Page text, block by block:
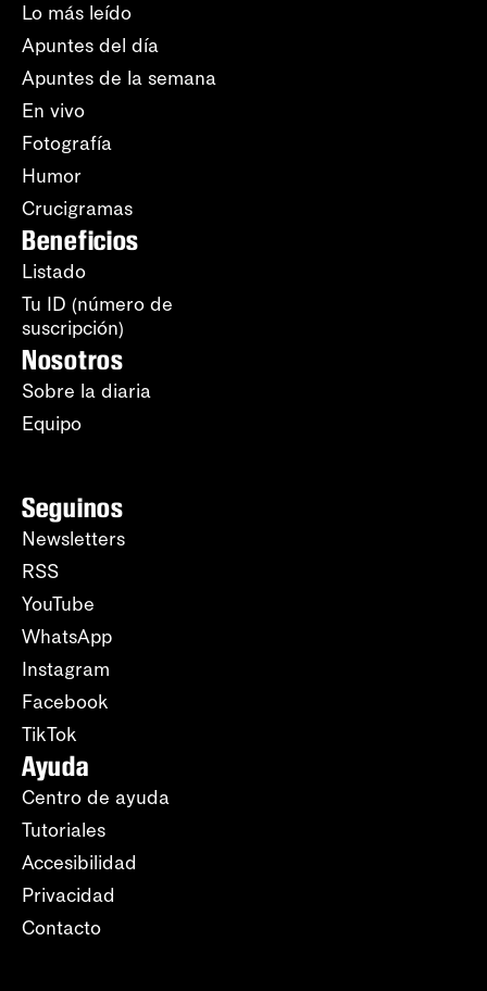
Lo más leído
Apuntes del día
Apuntes de la semana
En vivo
Fotografía
Humor
Crucigramas
Beneficios
Listado
Tu ID (número de
suscripción)
Nosotros
Sobre la diaria
Equipo
Seguinos
Newsletters
RSS
YouTube
WhatsApp
Instagram
Facebook
TikTok
Ayuda
Centro de ayuda
Tutoriales
Accesibilidad
Privacidad
Contacto